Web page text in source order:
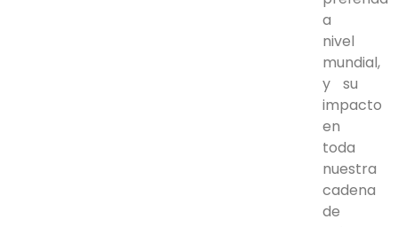
a
nivel
mundial,
y su
impacto
en
toda
nuestra
cadena
de